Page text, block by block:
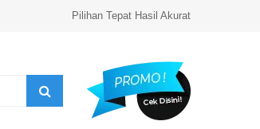
Pilihan Tepat Hasil Akurat